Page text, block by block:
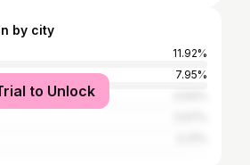
by city
11.92%
7.95%
to Unlock